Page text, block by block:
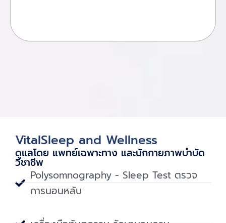
VitalSleep and Wellness
ดูแลโดย แพทย์เฉพาะทาง และนักกายภาพบําบัด
วิชาชีพ
Polysomnography - Sleep Test ตรวจ
การนอนหลับ